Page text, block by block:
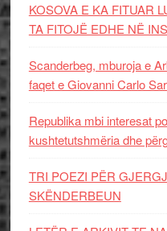
KOSOVA E KA FITUAR
TA FITOJË EDHE NË
Scanderbeg, mburoja e
faqet e Giovanni Carlo
Republika mbi interesat
kushtetutshmëria dhe
TRI POEZI PËR
SKËNDERBEUN